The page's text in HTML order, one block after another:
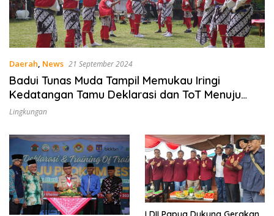
Daerah, News 21 September 2024
Badui Tunas Muda Tampil Memukau Iringi
Kedatangan Tamu Deklarasi dan ToT Menuju
ProKlim Lestari
Lingkungan